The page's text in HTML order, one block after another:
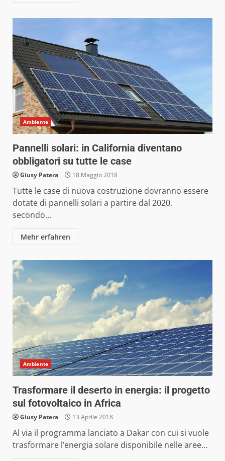
Ambiente
Pannelli solari: in California diventano
obbligatori su tutte le case
Giusy Patera 18 Maggio 2018
Tutte le case di nuova costruzione dovranno essere
dotate di pannelli solari a partire dal 2020,
secondo...
Mehr erfahren
Ambiente
Trasformare il deserto in energia: il progetto
sul fotovoltaico in Africa
Giusy Patera 13 Aprile 2018
Al via il programma lanciato a Dakar con cui si vuole
trasformare l’energia solare disponibile nelle aree...